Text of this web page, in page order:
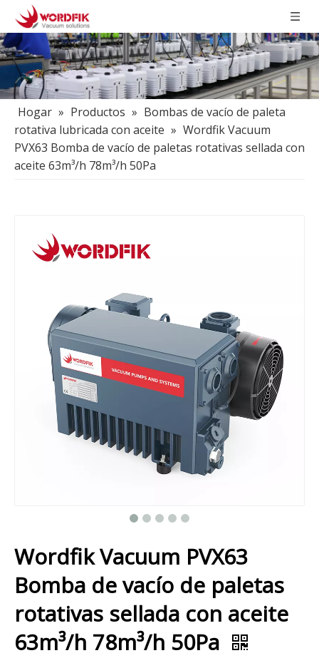
Hogar » Productos » Bombas de vacío de paleta
rotativa lubricada con aceite » Wordfik Vacuum
PVX63 Bomba de vacío de paletas rotativas sellada con
aceite 63m³/h 78m³/h 50Pa
Wordfik Vacuum PVX63
Bomba de vacío de paletas
rotativas sellada con aceite
63m³/h 78m³/h 50Pa